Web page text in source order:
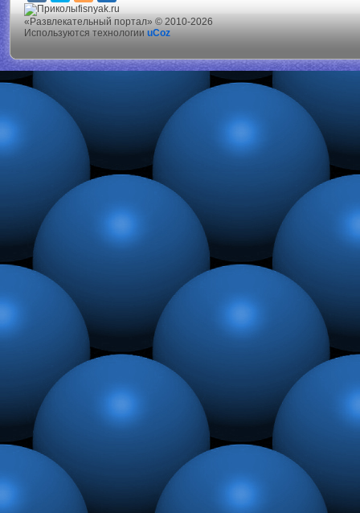
fisnyak.ru
«Развлекательный портал» © 2010-2026
Используются технологии uCoz